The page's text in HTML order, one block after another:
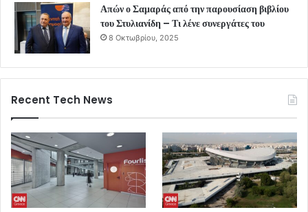
Απών ο Σαμαράς από την παρουσίαση βιβλίου
του Στυλιανίδη – Τι λένε συνεργάτες του
8 Οκτωβρίου, 2025
Recent Tech News